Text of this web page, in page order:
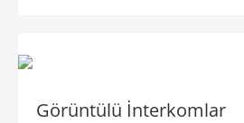
Görüntülü İnterkomlar